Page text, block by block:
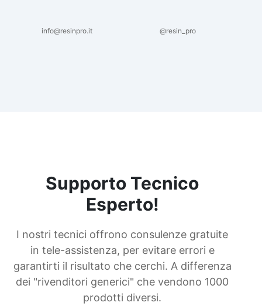
info@resinpro.it @resin_pro
Supporto Tecnico
Esperto!
I nostri tecnici offrono consulenze gratuite
in tele-assistenza, per evitare errori e
garantirti il risultato che cerchi. A differenza
dei "rivenditori generici" che vendono 1000
prodotti diversi.